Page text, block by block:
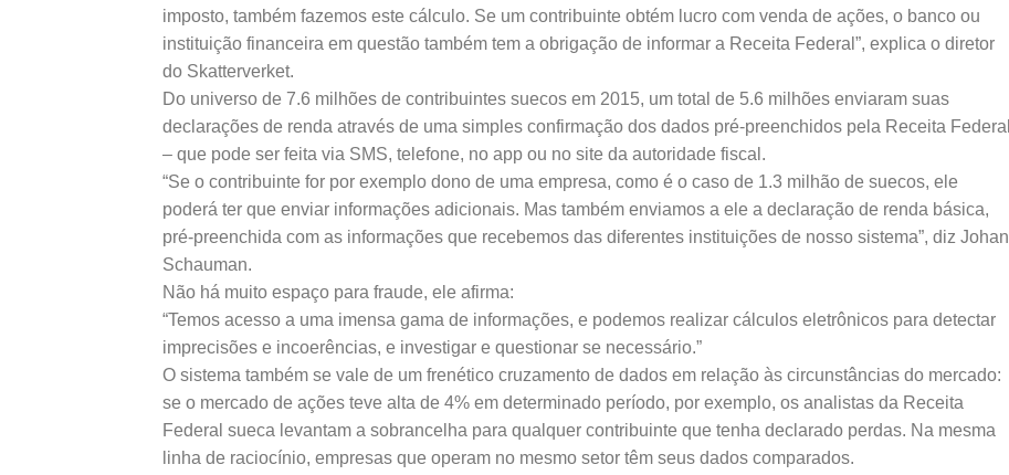
imposto, também fazemos este cálculo. Se um contribuinte obtém lucro com venda de ações, o banco ou
instituição financeira em questão também tem a obrigação de informar a Receita Federal”, explica o diretor
do Skatterverket.
Do universo de 7.6 milhões de contribuintes suecos em 2015, um total de 5.6 milhões enviaram suas
declarações de renda através de uma simples confirmação dos dados pré-preenchidos pela Receita Federal
– que pode ser feita via SMS, telefone, no app ou no site da autoridade fiscal.
“Se o contribuinte for por exemplo dono de uma empresa, como é o caso de 1.3 milhão de suecos, ele
poderá ter que enviar informações adicionais. Mas também enviamos a ele a declaração de renda básica,
pré-preenchida com as informações que recebemos das diferentes instituições de nosso sistema”, diz Johan
Schauman.
Não há muito espaço para fraude, ele afirma:
“Temos acesso a uma imensa gama de informações, e podemos realizar cálculos eletrônicos para detectar
imprecisões e incoerências, e investigar e questionar se necessário.”
O sistema também se vale de um frenético cruzamento de dados em relação às circunstâncias do mercado:
se o mercado de ações teve alta de 4% em determinado período, por exemplo, os analistas da Receita
Federal sueca levantam a sobrancelha para qualquer contribuinte que tenha declarado perdas. Na mesma
linha de raciocínio, empresas que operam no mesmo setor têm seus dados comparados.